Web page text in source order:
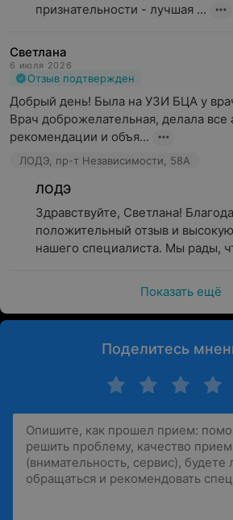
признательности - лучшая ...
Светлана
6 июля 2026
Отзыв подтвержден
Добрый день! Была на УЗИ БЦА у
Врач доброжелательная, делала все
рекомендации и объя...
ЛОДЭ, пр-т Независимости, 58А
ЛОДЭ
Здравствуйте, Светлана!
положительный отзыв и
нашего специалиста. Мы рады,
Показать ещё
Поделитесь